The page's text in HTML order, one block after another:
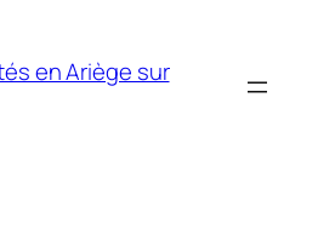
en Ariège sur